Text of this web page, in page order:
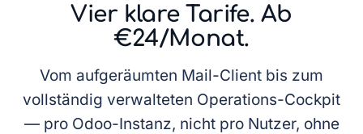
Vier klare Tarife. Ab
€24/Monat.
Vom aufgeräumten Mail-Client bis zum
vollständig verwalteten Operations-Cockpit
— pro Odoo-Instanz, nicht pro Nutzer, ohne